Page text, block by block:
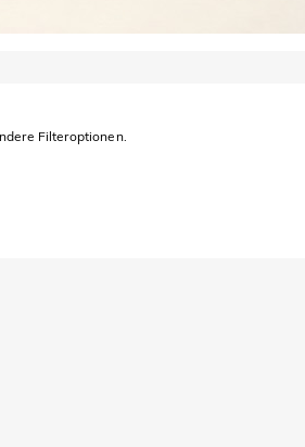
Filteroptionen.